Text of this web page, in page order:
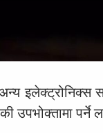
उपभोक्तामा